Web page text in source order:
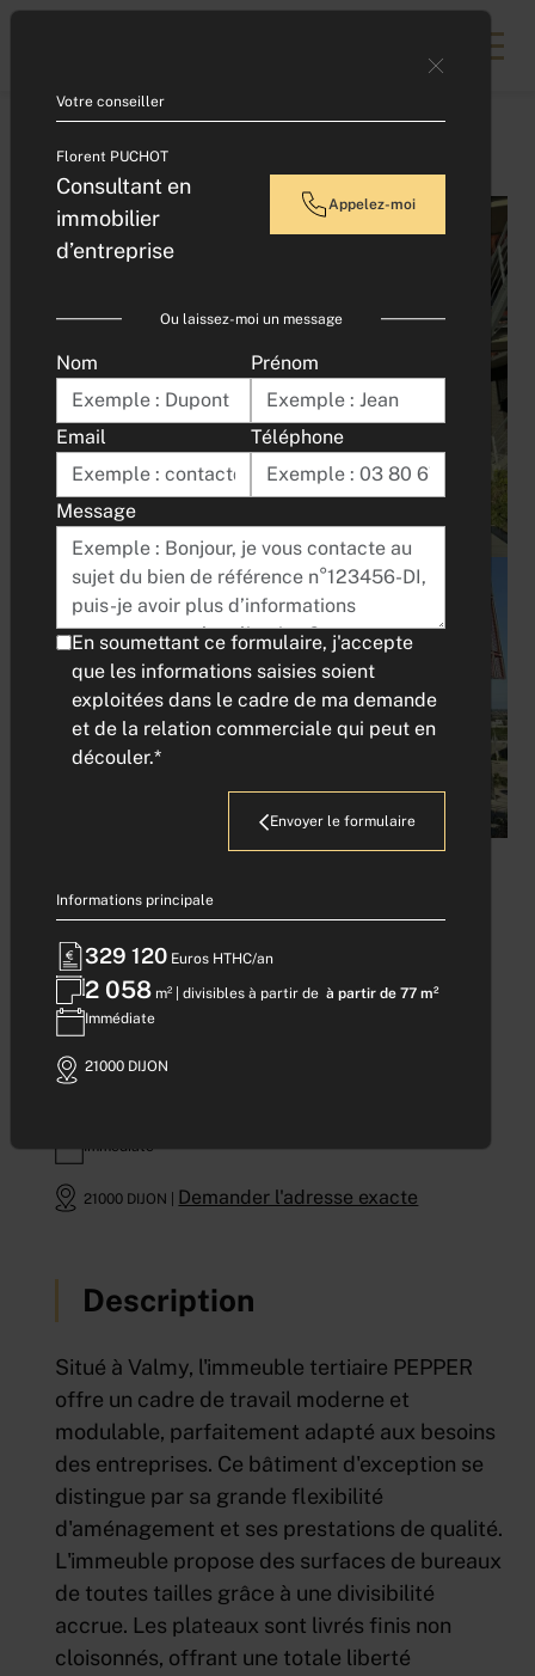
Votre conseiller
Florent PUCHOT
Consultant en
immobilier
d’entreprise
Appelez-moi
Ou laissez-moi un message
Nom Prénom
Email Téléphone
Message
En soumettant ce formulaire, j'accepte
que les informations saisies soient
exploitées dans le cadre de ma demande
et de la relation commerciale qui peut en
découler.*
Envoyer le formulaire
Informations principale
329 120 Euros HTHC/an
2 058 m² | divisibles à partir de à partir de 77 m²
Immédiate
21000 DIJON
BUREAUX A LOUER -
DIJON VALMY
Référence : 139
Immédiate
21000 DIJON | Demander l'adresse exacte
Description
Situé à Valmy, l'immeuble tertiaire PEPPER
offre un cadre de travail moderne et
modulable, parfaitement adapté aux besoins
des entreprises. Ce bâtiment d'exception se
distingue par sa grande flexibilité
d'aménagement et ses prestations de qualité.
L'immeuble propose des surfaces de bureaux
de toutes tailles grâce à une divisibilité
accrue. Les plateaux sont livrés finis non
cloisonnés, offrant une totale liberté